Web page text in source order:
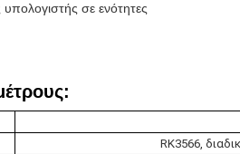
υπολογιστής σε ενότητες
RK3566,